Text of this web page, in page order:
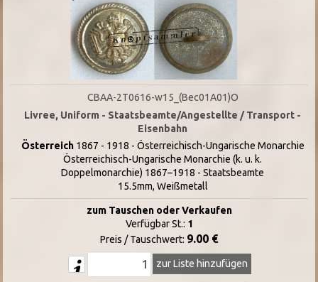
CBAA-2T0616-w15_(Bec01A01)O
Livree, Uniform - Staatsbeamte/Angestellte / Transport -
Eisenbahn
Österreich1867 - 1918 - Österreichisch-Ungarische Monarchie
Österreichisch-Ungarische Monarchie (k. u. k.
Doppelmonarchie) 1867–1918 - Staatsbeamte
15.5mm, Weißmetall
zum Tauschen oder Verkaufen
Verfügbar St.: 1
Preis / Tauschwert: 9.00 €
zur Liste hinzufügen